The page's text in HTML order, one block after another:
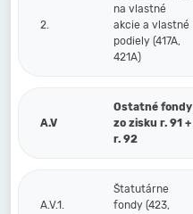
2.
na vlastné
akcie a vlastné
podiely (417A,
421A)
A.V
Ostatné fondy
zo zisku r. 91 +
r. 92
A.V.1.
Štatutárne
fondy (423,